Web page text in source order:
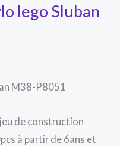
lego Sluban
M38-P8051
de construction
à partir de 6ans et